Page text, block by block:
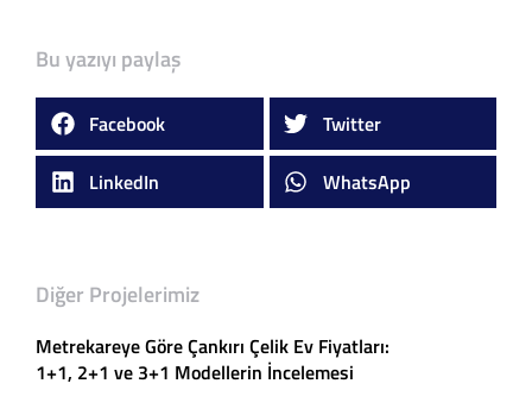
Bu yazıyı paylaş
Facebook Twitter
LinkedIn WhatsApp
Diğer Projelerimiz
Metrekareye Göre Çankırı Çelik Ev Fiyatları:
1+1, 2+1 ve 3+1 Modellerin İncelemesi